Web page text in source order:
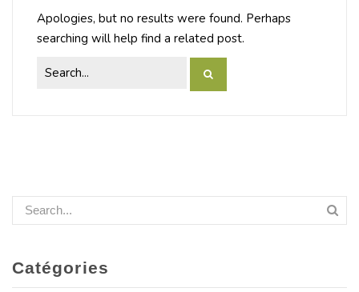
Apologies, but no results were found. Perhaps
searching will help find a related post.
Catégories